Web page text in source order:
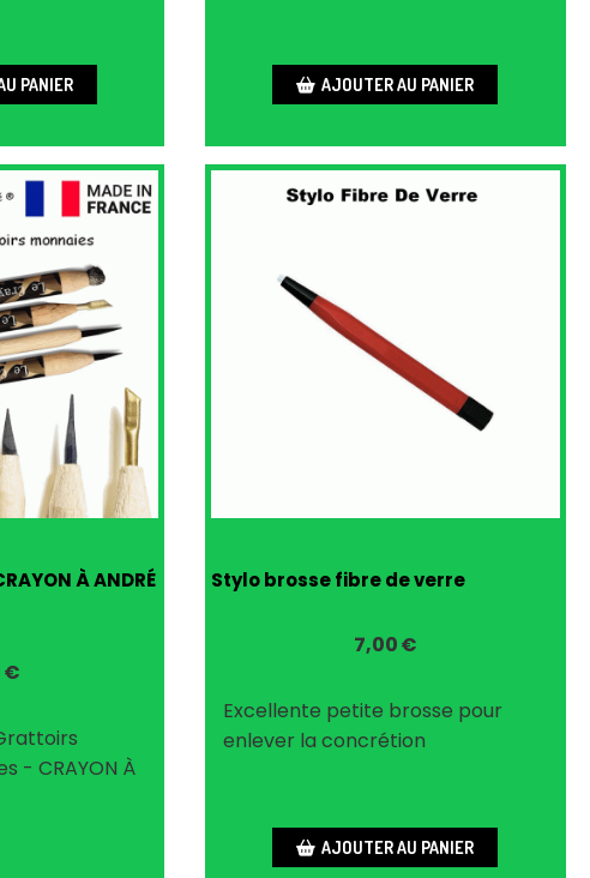
PANIER AJOUTER AU PANIER
À ANDRÉ
€
- CRAYON À
Stylo brosse fibre de verre
7,00€
Excellente petite brosse pour
enlever la concrétion
AJOUTER AU PANIER